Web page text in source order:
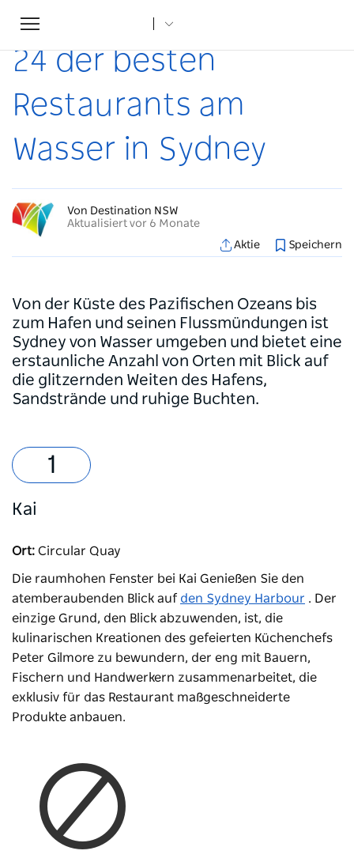
Toggle
navigation
Startseite
24 der besten
Restaurants am
Wasser in Sydney
Von Destination NSW
Aktualisiert vor 6 Monate
Aktie
Speichern
Von der Küste des Pazifischen Ozeans bis
zum Hafen und seinen Flussmündungen ist
Sydney von Wasser umgeben und bietet eine
erstaunliche Anzahl von Orten mit Blick auf
die glitzernden Weiten des Hafens,
Sandstrände und ruhige Buchten.
Kai
Ort: Circular Quay
Die raumhohen Fenster bei Kai Genießen Sie den
atemberaubenden Blick auf den Sydney Harbour . Der
einzige Grund, den Blick abzuwenden, ist, die
kulinarischen Kreationen des gefeierten Küchenchefs
Peter Gilmore zu bewundern, der eng mit Bauern,
Fischern und Handwerkern zusammenarbeitet, die
exklusiv für das Restaurant maßgeschneiderte
Produkte anbauen.